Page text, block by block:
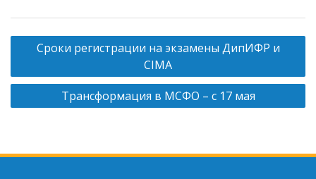
Навигация
записям
Сроки регистрации на экзамены ДипИФР и
CIMA
Трансформация в МСФО – с 17 мая